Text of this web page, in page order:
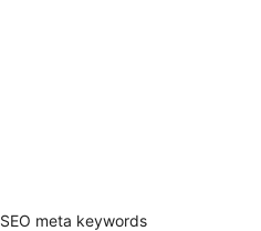
meta keywords